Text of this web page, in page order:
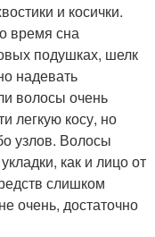
и косички.
время сна
подушках, шелк
надевать
волосы очень
легкую косу, но
узлов. Волосы
как и лицо от
слишком
очень, достаточно